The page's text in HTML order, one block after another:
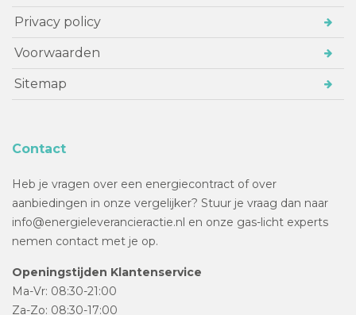
Privacy policy
Voorwaarden
Sitemap
Contact
Heb je vragen over een energiecontract of over
aanbiedingen in onze vergelijker? Stuur je vraag dan naar
info@energieleverancieractie.nl en onze gas-licht experts
nemen contact met je op.
Openingstijden Klantenservice
Ma-Vr: 08:30-21:00
Za-Zo: 08:30-17:00